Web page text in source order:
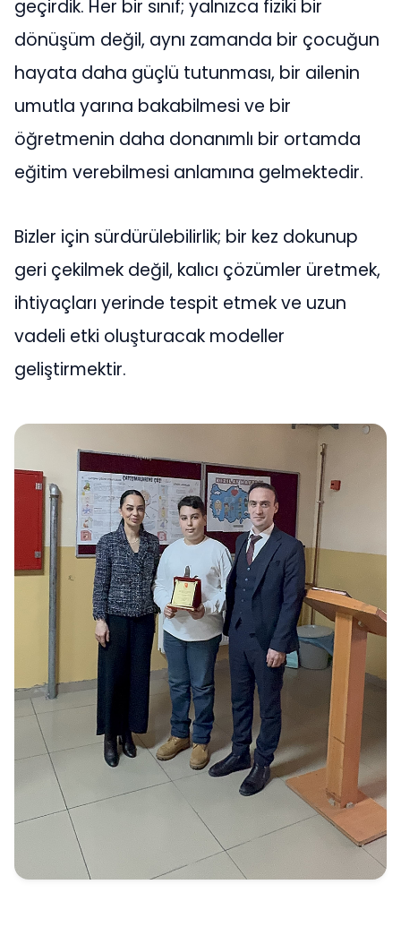
geçirdik. Her bir sınıf; yalnızca fiziki bir
dönüşüm değil, aynı zamanda bir çocuğun
hayata daha güçlü tutunması, bir ailenin
umutla yarına bakabilmesi ve bir
öğretmenin daha donanımlı bir ortamda
eğitim verebilmesi anlamına gelmektedir.
Bizler için sürdürülebilirlik; bir kez dokunup
geri çekilmek değil, kalıcı çözümler üretmek,
ihtiyaçları yerinde tespit etmek ve uzun
vadeli etki oluşturacak modeller
geliştirmektir.